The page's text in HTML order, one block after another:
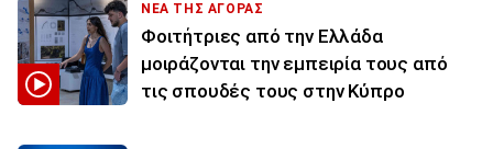
ΝΕΑ ΤΗΣ ΑΓΟΡΑΣ
Φοιτήτριες από την Ελλάδα
μοιράζονται την εμπειρία τους από
τις σπουδές τους στην Κύπρο